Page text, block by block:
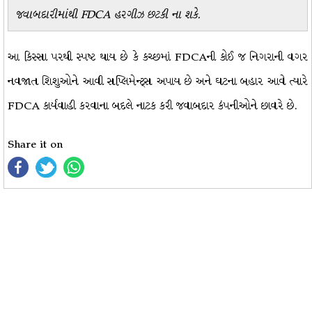
જવાબદારીમાંથી FDCA હરગીઝ છટકી ના શકે.
આ કિસ્સા પરથી સ્પષ્ટ થાય છે કે કચ્છમાં FDCAની કોઈ જ નિગરાની વગર
નવજાત શિશુઓને આવી સપ્લિમેન્ટ્સ અપાય છે અને ઘટના બહાર આવે ત્યારે
FDCA કાર્યવાહી કરવાના બદલે નાટક કરી જવાબદાર કંપનીઓને છાવરે છે.
Share it on